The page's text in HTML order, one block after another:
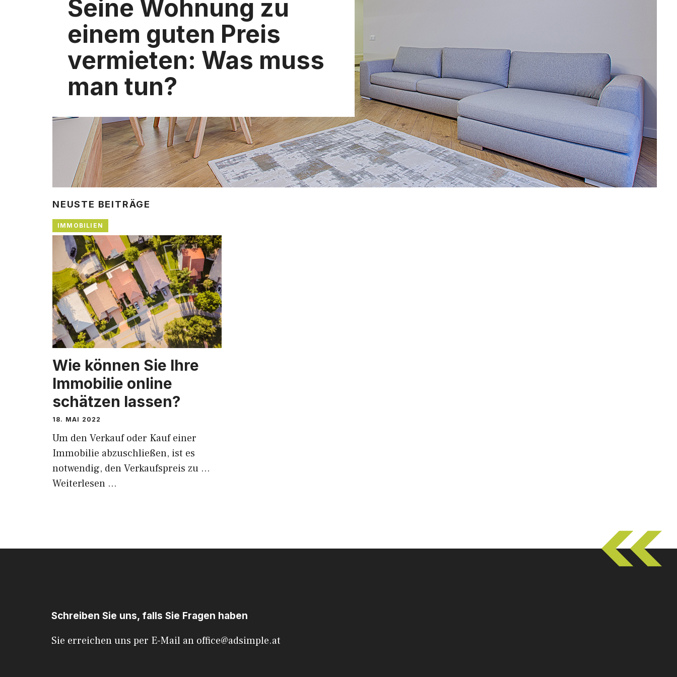
Seine Wohnung zu
einem guten Preis
vermieten: Was muss
man tun?
NEUSTE BEITRÄGE
IMMOBILIEN
Wie können Sie Ihre
Immobilie online
schätzen lassen?
18. MAI 2022
Um den Verkauf oder Kauf einer
Immobilie abzuschließen, ist es
notwendig, den Verkaufspreis zu …
Weiterlesen …
Schreiben Sie uns, falls Sie Fragen haben
Sie erreichen uns per E-Mail an office@adsimple.at